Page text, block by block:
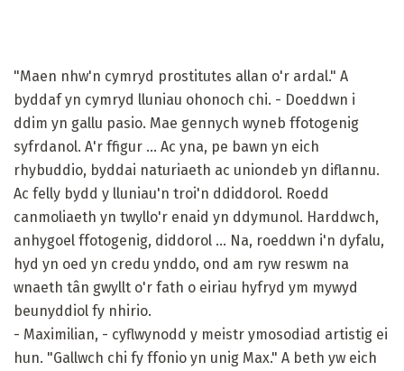
"Maen nhw'n cymryd prostitutes allan o'r ardal." A
byddaf yn cymryd lluniau ohonoch chi. - Doeddwn i
ddim yn gallu pasio. Mae gennych wyneb ffotogenig
syfrdanol. A'r ffigur ... Ac yna, pe bawn yn eich
rhybuddio, byddai naturiaeth ac uniondeb yn diflannu.
Ac felly bydd y lluniau'n troi'n ddiddorol. Roedd
canmoliaeth yn twyllo'r enaid yn ddymunol. Harddwch,
anhygoel ffotogenig, diddorol ... Na, roeddwn i'n dyfalu,
hyd yn oed yn credu ynddo, ond am ryw reswm na
wnaeth tân gwyllt o'r fath o eiriau hyfryd ym mywyd
beunyddiol fy nhirio.
- Maximilian, - cyflwynodd y meistr ymosodiad artistig ei
hun. "Gallwch chi fy ffonio yn unig Max." A beth yw eich